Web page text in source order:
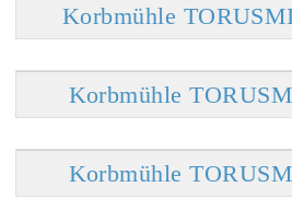
Korbmühle
Korbmühle
Korbmühle